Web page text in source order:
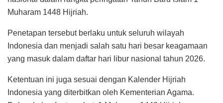
Muharam 1448 Hijriah.
Penetapan tersebut berlaku untuk seluruh wilayah
Indonesia dan menjadi salah satu hari besar keagamaan
yang masuk dalam daftar hari libur nasional tahun 2026.
Ketentuan ini juga sesuai dengan Kalender Hijriah
Indonesia yang diterbitkan oleh Kementerian Agama.